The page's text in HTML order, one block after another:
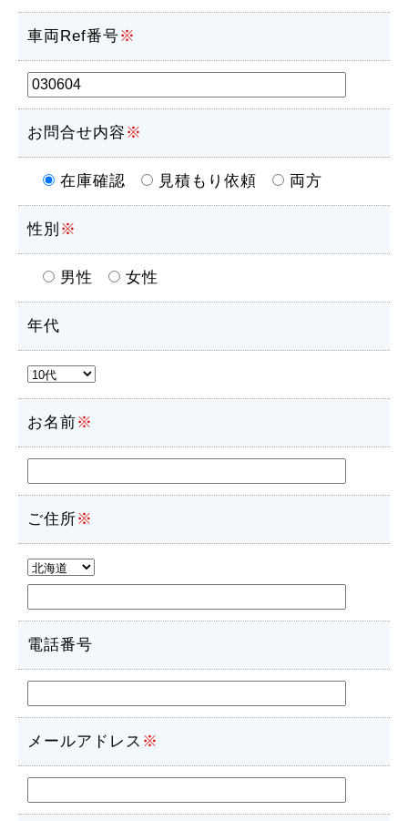
車両Ref番号※
お問合せ内容 ※
在庫確認 見積もり依頼 両方
性別 ※
男性 女性
年代
お名前※
ご住所※
電話番号
メールアドレス ※